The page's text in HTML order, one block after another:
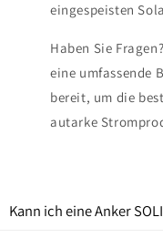
eingespeisten
Haben Sie Fragen?
eine umfassende
bereit, um die
autarke
Kann ich eine Anker